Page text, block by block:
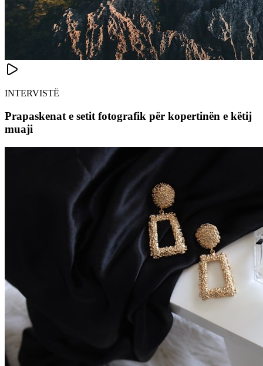
INTERVISTË
Prapaskenat e setit fotografik për kopertinën e këtij
muaji